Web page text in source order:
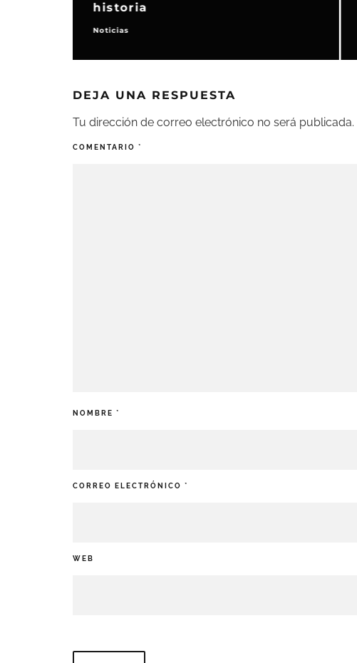
historia
Noticias
DEJA UNA RESPUESTA
Tu dirección de correo electrónico no será publicada.
COMENTARIO *
NOMBRE *
CORREO ELECTRÓNICO *
WEB